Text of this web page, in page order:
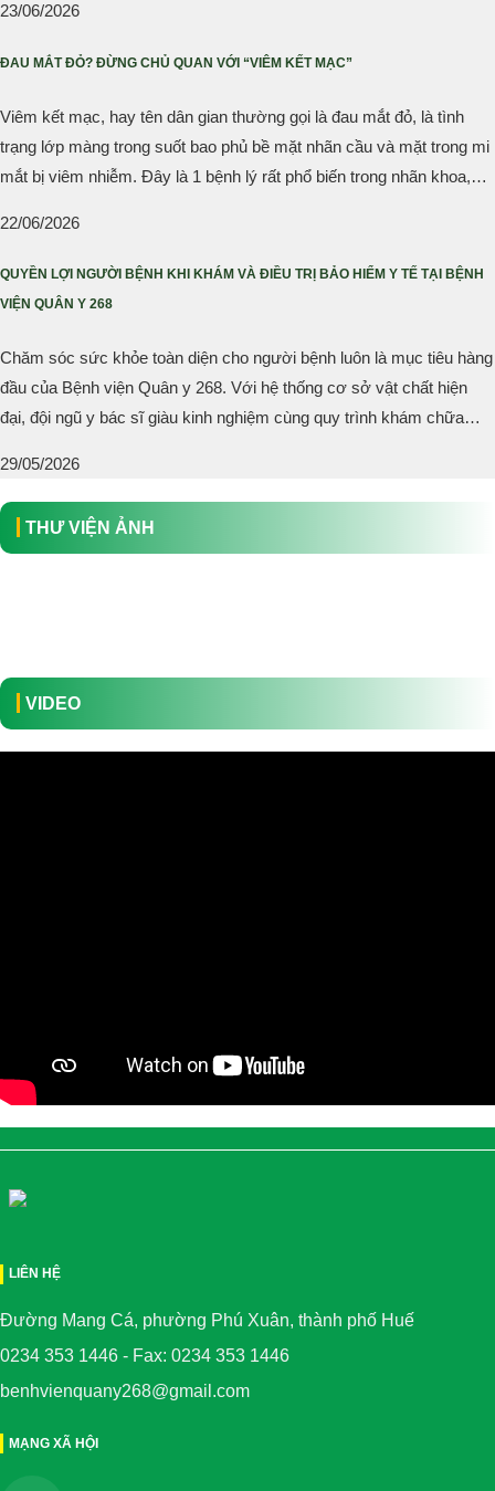
23/06/2026
ĐAU MẮT ĐỎ? ĐỪNG CHỦ QUAN VỚI “VIÊM KẾT MẠC”
Viêm kết mạc, hay tên dân gian thường gọi là đau mắt đỏ, là tình
trạng lớp màng trong suốt bao phủ bề mặt nhãn cầu và mặt trong mi
mắt bị viêm nhiễm. Đây là 1 bệnh lý rất phổ biến trong nhãn khoa,
22/06/2026
QUYỀN LỢI NGƯỜI BỆNH KHI KHÁM VÀ ĐIỀU TRỊ BẢO HIỂM Y TẾ TẠI BỆNH
VIỆN QUÂN Y 268
Chăm sóc sức khỏe toàn diện cho người bệnh luôn là mục tiêu hàng
đầu của Bệnh viện Quân y 268. Với hệ thống cơ sở vật chất hiện
đại, đội ngũ y bác sĩ giàu kinh nghiệm cùng quy trình khám chữa
tham gia bảo hiểm y tế (BHYT). Khi khám và điều trị BHYT tại Bệnh
viện Quân y 268, người bệnh được...
29/05/2026
THƯ VIỆN ẢNH
VIDEO
LIÊN HỆ
Đường Mang Cá, phường Phú Xuân, thành phố Huế
0234 353 1446 - Fax: 0234 353 1446
benhvienquany268@gmail.com
MẠNG XÃ HỘI